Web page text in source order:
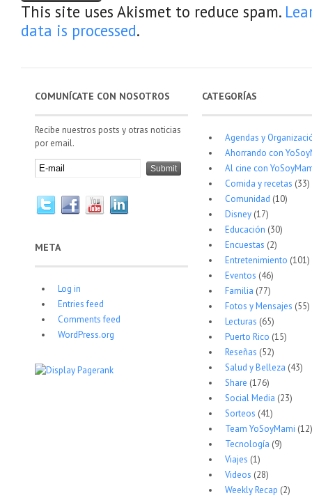
This site uses Akismet to reduce spam.
data is processed.
COMUNÍCATE CON NOSOTROS
Recibe nuestros posts y otras noticias
por email.
META
Log in
Entries feed
Comments feed
WordPress.org
CATEGORÍAS
Agendas y
Ahorrando con
Al cine con
Comida y recetas (33)
Comunidad (10)
Disney(17)
Educación (30)
Encuestas (2)
Entretenimiento (101)
Eventos (46)
Familia (77)
Fotos y Mensajes (55)
Lecturas (65)
Puerto Rico (15)
Reseñas (52)
Salud y Belleza (43)
Share (176)
Social Media (23)
Sorteos (41)
Team YoSoyMami (12)
Tecnología (9)
Viajes (1)
Videos (28)
Weekly Recap (2)